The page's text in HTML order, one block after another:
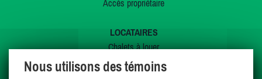
Accès propriétaire
LOCATAIRES
Chalets à louer
Chalets à vendre
Nous utilisons des témoins